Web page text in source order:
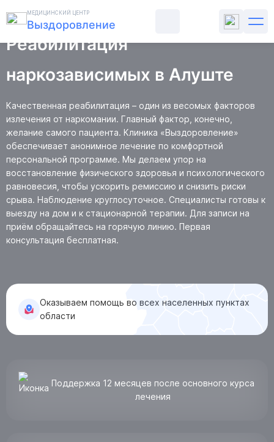
МЕДИЦИНСКИЙ ЦЕНТР
Выздоровление
ЛЕЧЕНИЕ НАРКОМАНИИ
ПСИХИАТРИЯ
РЕАБИЛИТАЦИЯ
ЦЕНЫ
О КЛИНИКЕ
Алушта, ул. Партизанская, 13
Анонимно, круглосуточно:
Лицензия № Л041-01181-16/00340737 от 19.02.2020
Главная Реабилитация
Реабилитация
наркозависимых в Алуште
Качественная реабилитация – один из весомых факторов
излечения от наркомании. Главный фактор, конечно,
желание самого пациента. Клиника «Выздоровление»
обеспечивает анонимное лечение по комфортной
персональной программе. Мы делаем упор на
восстановление физического здоровья и психологического
равновесия, чтобы ускорить ремиссию и снизить риски
срыва. Наблюдение круглосуточное. Специалисты готовы к
выезду на дом и к стационарной терапии. Для записи на
приём обращайтесь на горячую линию. Первая
консультация бесплатная.
Оказываем помощь во всех населенных пунктах
области
Поддержка 12 месяцев после основного курса
лечения